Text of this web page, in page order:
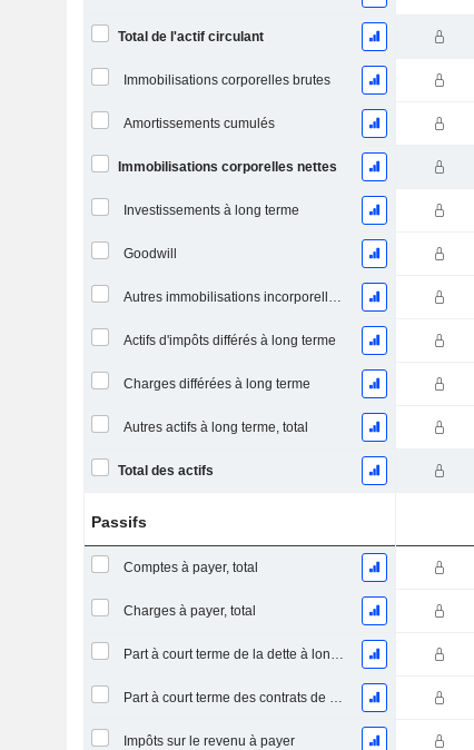
Total de l'actif circulant
Immobilisations corporelles brutes
Amortissements cumulés
Immobilisations corporelles nettes
Investissements à long terme
Goodwill
Autres immobilisations incorporelles, total
Actifs d'impôts différés à long terme
Charges différées à long terme
Autres actifs à long terme, total
Total des actifs
Passifs
Comptes à payer, total
Charges à payer, total
Part à court terme de la dette à long terme
Part à court terme des contrats de location
Impôts sur le revenu à payer